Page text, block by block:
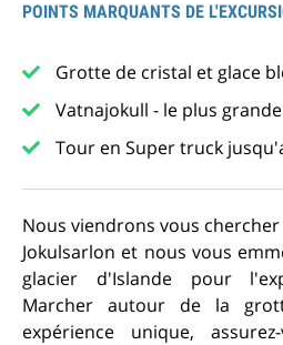
POINTS MARQUANTS DE
Grotte de cristal et glace
Vatnajokull - le plus
Tour en Super truck
Nous viendrons vous
Jokulsarlon et nous vous
glacier d'Islande pour
Marcher autour de la
expérience unique,